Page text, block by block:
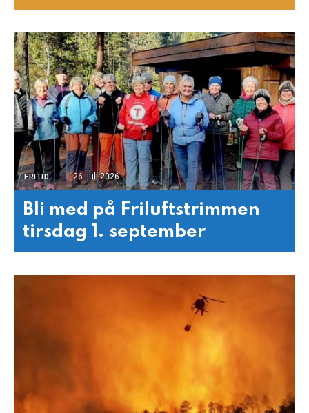
FRITID 26. juli 2026
Bli med på Friluftstrimmen
tirsdag 1. september